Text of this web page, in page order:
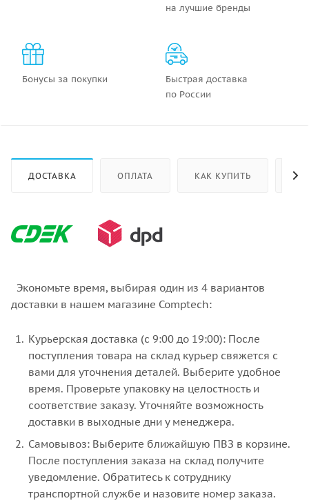
на лучшие бренды
Бонусы за покупки
Быстрая доставка
по России
ДОСТАВКА ОПЛАТА КАК КУПИТЬ
Экономьте время, выбирая один из 4 вариантов
доставки в нашем магазине Comptech:
Курьерская доставка (с 9:00 до 19:00): После
поступления товара на склад курьер свяжется с
вами для уточнения деталей. Выберите удобное
время. Проверьте упаковку на целостность и
соответствие заказу. Уточняйте возможность
доставки в выходные дни у менеджера.
Самовывоз: Выберите ближайшую ПВЗ в корзине.
После поступления заказа на склад получите
уведомление. Обратитесь к сотруднику
транспортной службе и назовите номер заказа.